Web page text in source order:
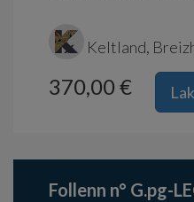
Keltland,
370,00 €
Follenn n° G.pg-